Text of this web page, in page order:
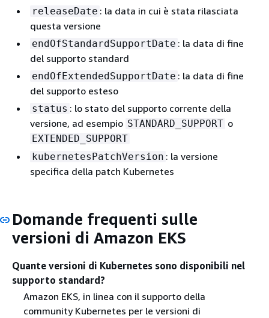
releaseDate : la data in cui è stata rilasciata
questa versione
endOfStandardSupportDate : la data di fine
del supporto standard
endOfExtendedSupportDate : la data di fine
del supporto esteso
status : lo stato del supporto corrente della
versione, ad esempio STANDARD_SUPPORT o
EXTENDED_SUPPORT
kubernetesPatchVersion : la versione
specifica della patch Kubernetes
Domande frequenti sulle
versioni di Amazon EKS
Quante versioni di Kubernetes sono disponibili nel
supporto standard?
Amazon EKS, in linea con il supporto della
community Kubernetes per le versioni di